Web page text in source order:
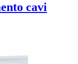
cavi